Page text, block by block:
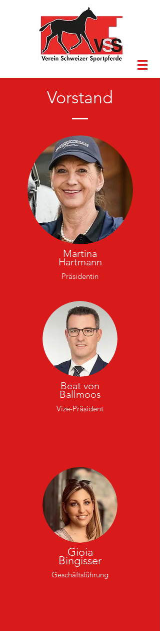
Vorstand
Martina
Hartmann
Präsidentin
Beat von
Ballmoos
Vize-Präsident
Gioia
Bingisser
Geschäftsführung